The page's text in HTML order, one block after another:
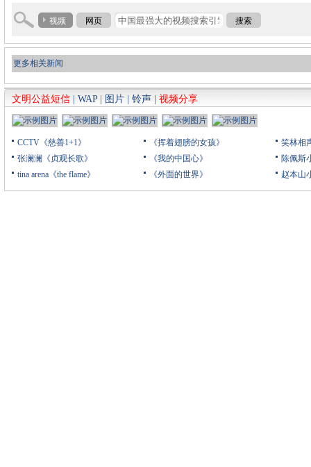
视频 网页 搜索
更多相关新闻
文明公益短信 WAP| 图片 铃声 视频分享
CCTV《慈善1+1》
张澜澜《贞观长歌》
tina arena《the flame》
《挥着翅膀的女孩》
《我的中国心》
《外面的世界》
笑林相
陈佩斯
赵本山